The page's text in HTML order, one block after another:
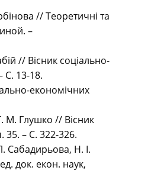
// Теоретичні та
–
// Вісник соціально-
С. 13-18.
економічних
М. Глушко // Вісник
35. – С. 322-326.
Сабадирьова, Н. І.
док. екон. наук,